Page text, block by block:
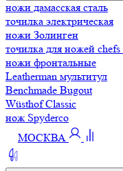
ножи дамасская сталь
точилка электрическая
ножи Золинген
точилка для ножей chefs
ножи фронтальные
Leatherman мультитул
Benchmade Bugout
Wüsthof Classic
нож Spyderco
МОСКВА